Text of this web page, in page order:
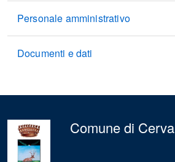
Personale amministrativo
Documenti e dati
Comune di Cerva